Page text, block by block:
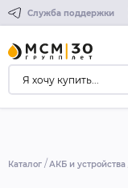
Служба поддержки
Каталог АКБ и устройства